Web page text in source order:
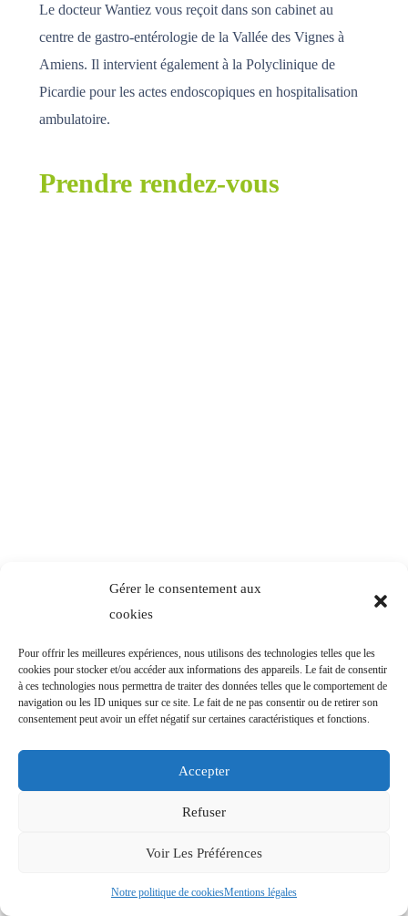
Gérer le consentement aux
cookies
Pour offrir les meilleures expériences, nous utilisons des technologies telles que les
cookies pour stocker et/ou accéder aux informations des appareils. Le fait de consentir
à ces technologies nous permettra de traiter des données telles que le comportement de
navigation ou les ID uniques sur ce site. Le fait de ne pas consentir ou de retirer son
consentement peut avoir un effet négatif sur certaines caractéristiques et fonctions.
Accepter
Refuser
Voir Les Préférences
Notre politique de cookiesMentions légales
Le docteur Wantiez vous reçoit dans son cabinet au
centre de gastro-entérologie de la Vallée des Vignes à
Amiens. Il intervient également à la Polyclinique de
Picardie pour les actes endoscopiques en hospitalisation
ambulatoire.
Prendre rendez-vous